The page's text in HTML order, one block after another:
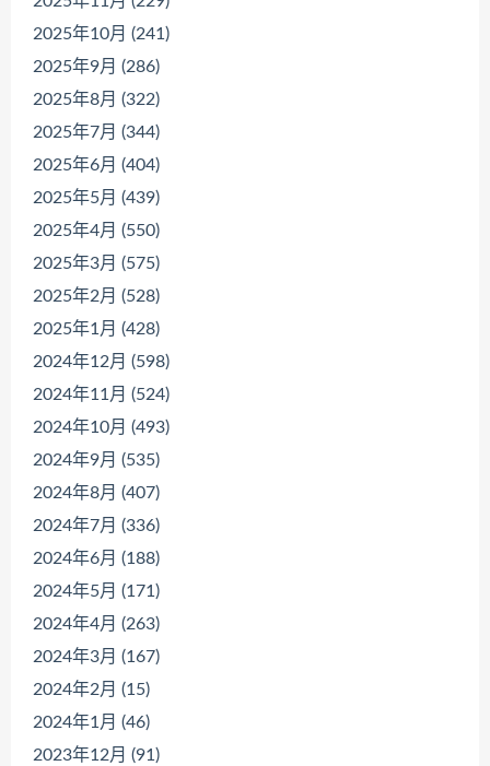
2025年10月 (241)
2025年9月 (286)
2025年8月 (322)
2025年7月 (344)
2025年6月 (404)
2025年5月 (439)
2025年4月 (550)
2025年3月 (575)
2025年2月 (528)
2025年1月 (428)
2024年12月 (598)
2024年11月 (524)
2024年10月 (493)
2024年9月 (535)
2024年8月 (407)
2024年7月 (336)
2024年6月 (188)
2024年5月 (171)
2024年4月 (263)
2024年3月 (167)
2024年2月 (15)
2024年1月 (46)
2023年12月 (91)